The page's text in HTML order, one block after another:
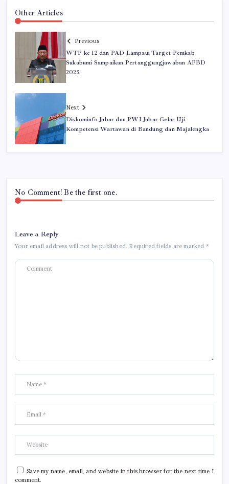
Other Articles
Previous
WTP ke 12 dan PAD Lampaui Target Pemkab
Sukabumi Sampaikan Pertanggungjawaban APBD
2025
Next
Diskominfo Jabar dan PWI Jabar Gelar Uji
Kompetensi Wartawan di Bandung dan Majalengka
No Comment! Be the first one.
Leave a Reply
Your email address will not be published. Required fields are marked *
Save my name, email, and website in this browser for the next time I
comment.